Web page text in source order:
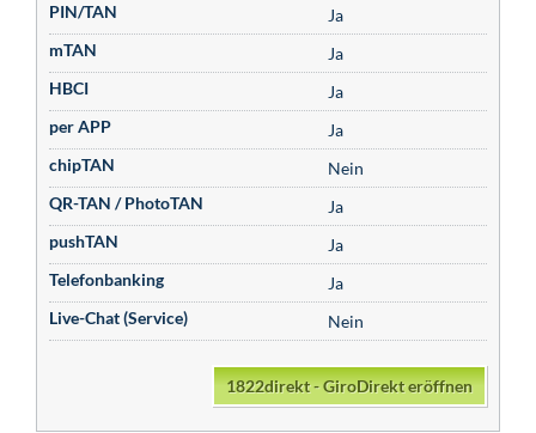
PIN/TAN
Ja
mTAN
Ja
HBCI
Ja
per APP
Ja
chipTAN
Nein
QR-TAN / PhotoTAN
Ja
pushTAN
Ja
Telefonbanking
Ja
Live-Chat (Service)
Nein
1822direkt - GiroDirekt eröffnen